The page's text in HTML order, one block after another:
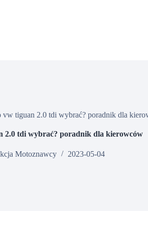
vw tiguan 2.0 tdi wybrać? poradnik dla
2.0 tdi wybrać? poradnik dla kierowców
Motoznawcy 2023-05-04